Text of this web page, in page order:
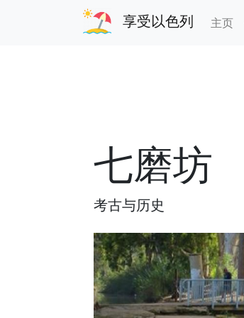
享受以色列 主页
七磨坊
考古与历史